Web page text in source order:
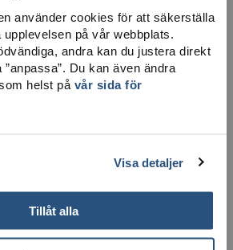
använder cookies för att säkerställa
på vår webbplats.
andra kan du justera direkt
Du kan även ändra
helst på vår sida för
Visa detaljer
Tillåt alla